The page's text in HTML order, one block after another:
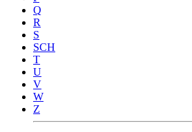
Q
R
S
SCH
T
U
V
W
Z